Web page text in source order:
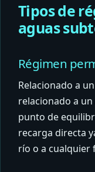
Tipos de
aguas
Régimen
Relacionado a
relacionado a
punto de
recarga directa
río o a cualquier